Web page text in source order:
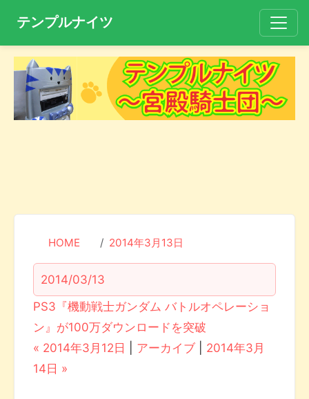
テンプルナイツ
HOME 2014年3月13日
2014/03/13
PS3『機動戦士ガンダム バトルオペレーショ
ン』が100万ダウンロードを突破
« 2014年3月12日
アーカイブ
2014年3月
14日 »